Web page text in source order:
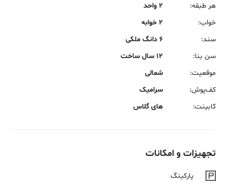
هر طبقه:
2 واحد
خواب:
2 خوابه
سند:
6 دانگ ملکی
سن بنا:
12 سال ساخت
موقعیت:
شمالی
کف‌پوش:
سرامیک
کابینت: های گلاس
تجهیزات و امکانات
پارکینگ